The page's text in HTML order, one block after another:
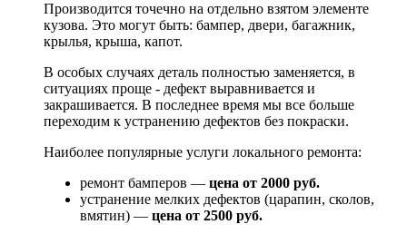
Производится точечно на отдельно взятом элементе
кузова. Это могут быть: бампер, двери, багажник,
крылья, крыша, капот.
В особых случаях деталь полностью заменяется, в
ситуациях проще - дефект выравнивается и
закрашивается. В последнее время мы все больше
переходим к устранению дефектов без покраски.
Наиболее популярные услуги локального ремонта:
ремонт бамперов — цена от 2000 руб.
устранение мелких дефектов (царапин, сколов,
вмятин) — цена от 2500 руб.